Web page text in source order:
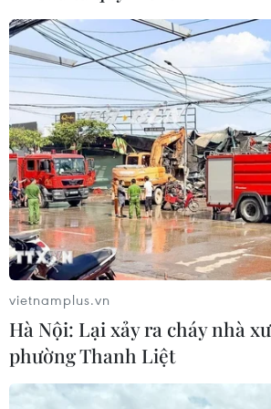
sầu riêng
07/08/2026 10:27
Xem thêm
CƠ QUAN CHỦ QUẢN: THÔNG TẤN XÃ VIỆT NAM
Tổng Biên tập: TRẦN TIẾN DUẨN
Phó Tổng Biên tập: NGUYỄN THỊ
THỦY
Sở hữu trí tuệ
Quy
vietnamplus.vn
Hà Nội: Lại xảy ra cháy nhà
phường Thanh Liệt